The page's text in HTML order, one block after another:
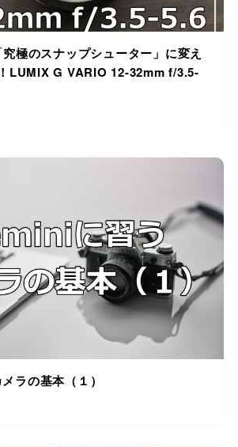
極のスナップシューター」に変え
LUMIX G VARIO 12-32mm f/3.5-
ラの基本（１）